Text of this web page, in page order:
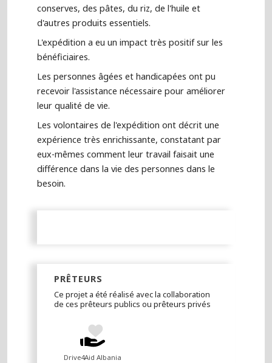
conserves, des pâtes, du riz, de l'huile et
d'autres produits essentiels.
L'expédition a eu un impact très positif sur les
bénéficiaires.
Les personnes âgées et handicapées ont pu
recevoir l'assistance nécessaire pour améliorer
leur qualité de vie.
Les volontaires de l'expédition ont décrit une
expérience très enrichissante, constatant par
eux-mêmes comment leur travail faisait une
différence dans la vie des personnes dans le
besoin.
PRÊTEURS
Ce projet a été réalisé avec la collaboration
de ces prêteurs publics ou prêteurs privés
Drive4Aid Albania